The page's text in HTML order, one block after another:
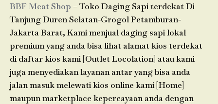
BBF Meat Shop – Toko Daging Sapi terdekat Di
Tanjung Duren Selatan-Grogol Petamburan-
Jakarta Barat, Kami menjual daging sapi lokal
premium yang anda bisa lihat alamat kios terdekat
di daftar kios kami [Outlet Locolation] atau kami
juga menyediakan layanan antar yang bisa anda
jalan masuk melewati kios online kami [Home]
maupun marketplace kepercayaan anda dengan